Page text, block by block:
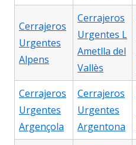
Cerrajeros
Urgentes
Alpens
Cerrajeros
Urgentes L
Ametlla del
Vallès
Cerrajeros
Urgentes
Argençola
Cerrajeros
Urgentes
Argentona